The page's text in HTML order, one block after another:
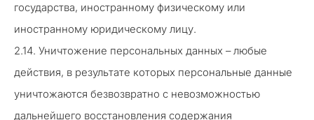
государства, иностранному физическому или
иностранному юридическому лицу.
2.14. Уничтожение персональных данных – любые
действия, в результате которых персональные данные
уничтожаются безвозвратно с невозможностью
дальнейшего восстановления содержания